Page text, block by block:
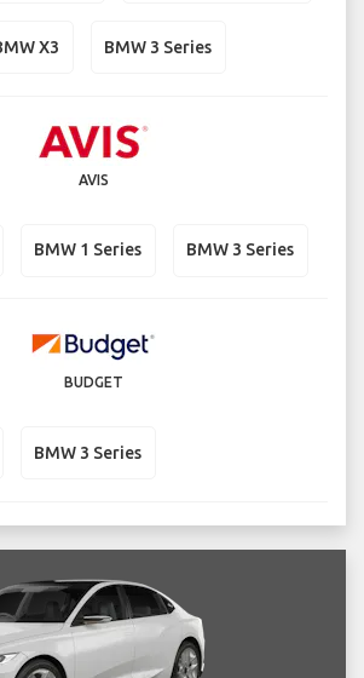
X3 BMW 3 Series
AVIS
BMW 1 Series BMW 3 Series
BUDGET
BMW 3 Series